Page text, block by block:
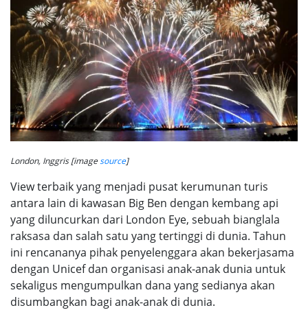
London, Inggris [imagesource]
View terbaik yang menjadi pusat kerumunan turis
antara lain di kawasan Big Ben dengan kembang api
yang diluncurkan dari London Eye, sebuah bianglala
raksasa dan salah satu yang tertinggi di dunia. Tahun
ini rencananya pihak penyelenggara akan bekerjasama
dengan Unicef dan organisasi anak-anak dunia untuk
sekaligus mengumpulkan dana yang sedianya akan
disumbangkan bagi anak-anak di dunia.